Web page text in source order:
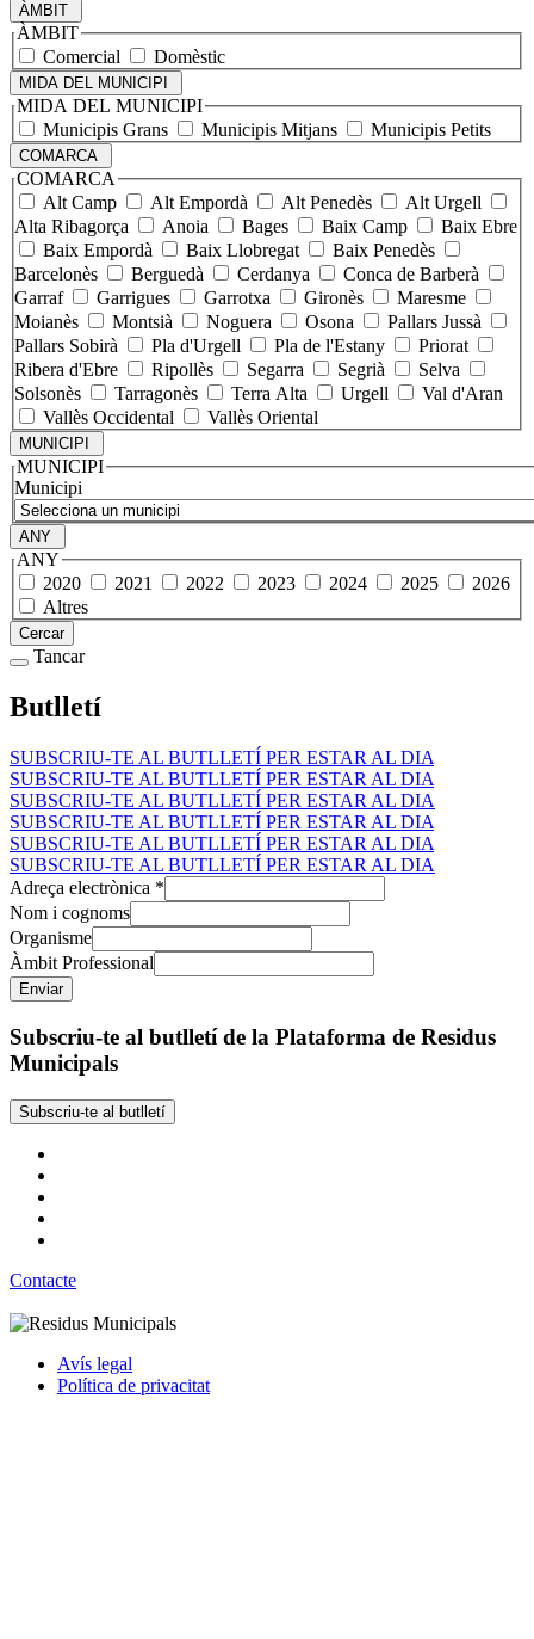
ÀMBIT
ÀMBIT
Comercial
Domèstic
MIDA DEL MUNICIPI
MIDA DEL MUNICIPI
Municipis Grans
Municipis Mitjans Municipis Petits
COMARCA
COMARCA
Alt Camp
Alt Empordà Alt Penedès
Alt Urgell
Alta Ribagorça
Anoia Bages Baix Camp
Baix Ebre
Baix Empordà
Baix Llobregat
Baix Penedès
Barcelonès
Berguedà Cerdanya
Conca de Barberà
Garraf
Garrigues Garrotxa Gironès
Maresme
Moianès
Montsià Noguera Osona
Pallars Jussà
Pallars Sobirà
Pla d'Urgell Pla de l'Estany
Priorat
Ribera d'Ebre
Ripollès Segarra Segrià
Selva
Solsonès
Tarragonès Terra Alta Urgell
Val d'Aran
Vallès Occidental
Vallès Oriental
MUNICIPI
MUNICIPI
Municipi
ANY
ANY
2020
2021 2022 2023 2024 2025
2026
Altres
Cercar
Tancar
Butlletí
SUBSCRIU-TE AL BUTLLETÍ PER ESTAR AL DIA
SUBSCRIU-TE AL BUTLLETÍ PER ESTAR AL DIA
SUBSCRIU-TE AL BUTLLETÍ PER ESTAR AL DIA
SUBSCRIU-TE AL BUTLLETÍ PER ESTAR AL DIA
SUBSCRIU-TE AL BUTLLETÍ PER ESTAR AL DIA
SUBSCRIU-TE AL BUTLLETÍ PER ESTAR AL DIA
Adreça electrònica *
Nom i cognoms
Organisme
Àmbit Professional
Subscriu-te al butlletí de la Plataforma de Residus
Municipals
Subscriu-te al butlletí
Contacte
Avís legal
Política de privacitat